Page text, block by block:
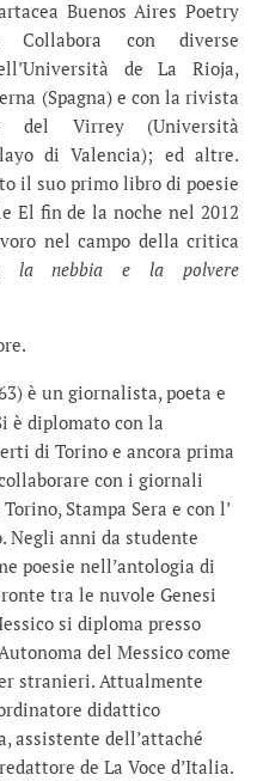
Buenos Aires Poetry
Collabora con diverse
de La Rioja,
(Spagna) e con la rivista
del Virrey (Università
di Valencia); ed altre.
il suo primo libro di poesie
El fin de la noche nel 2012
nel campo della critica
la nebbia e la polvere
è un giornalista, poeta e
è diplomato con la
di Torino e ancora prima
con i giornali
Stampa Sera e con l’
Negli anni da studente
poesie nell’antologia di
tra le nuvole Genesi
si diploma presso
del Messico come
stranieri. Attualmente
didattico
assistente dell’attaché
de La Voce d’Italia.